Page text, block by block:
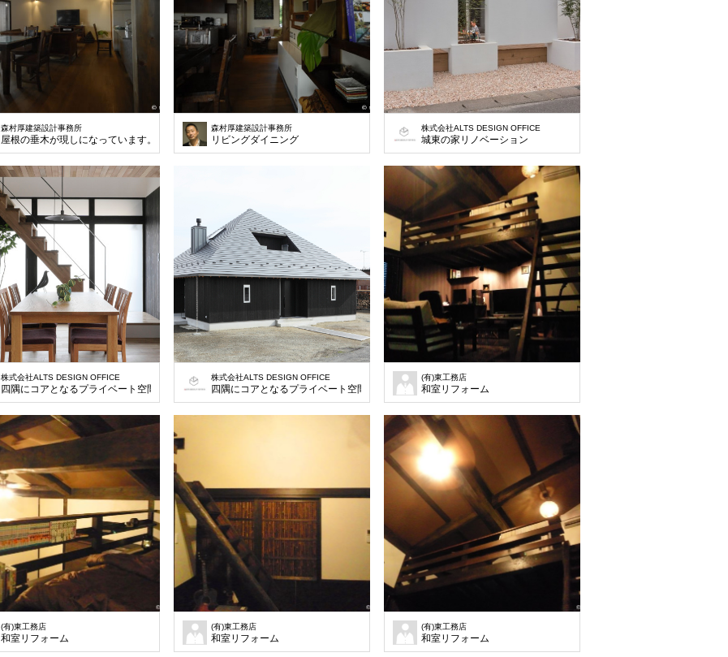
森村厚建築設計事務所
屋根の垂木が現しになっています。
森村厚建築設計事務所
リビングダイニング
株式会社ALTS DESIGN OFFICE
城東の家リノベーション
株式会社ALTS DESIGN OFFICE
四隅にコアとなるプライベート空間をもうけ、大屋根を掛けたデザインを施しました。
株式会社ALTS DESIGN OFFICE
四隅にコアとなるプライベート空間をもうけ、大屋根を掛けたデザインを施しました。
(有)東工務店
和室リフォーム
(有)東工務店
和室リフォーム
(有)東工務店
和室リフォーム
(有)東工務店
和室リフォーム